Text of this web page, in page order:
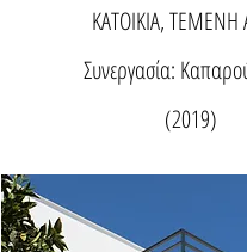
ΚΑΤΟΙΚΙΑ, ΤΕΜΕΝΗ
Συνεργασία:
(2019)